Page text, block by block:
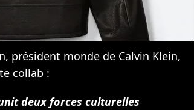
président monde de Calvin Klein,
collab :
deux forces culturelles